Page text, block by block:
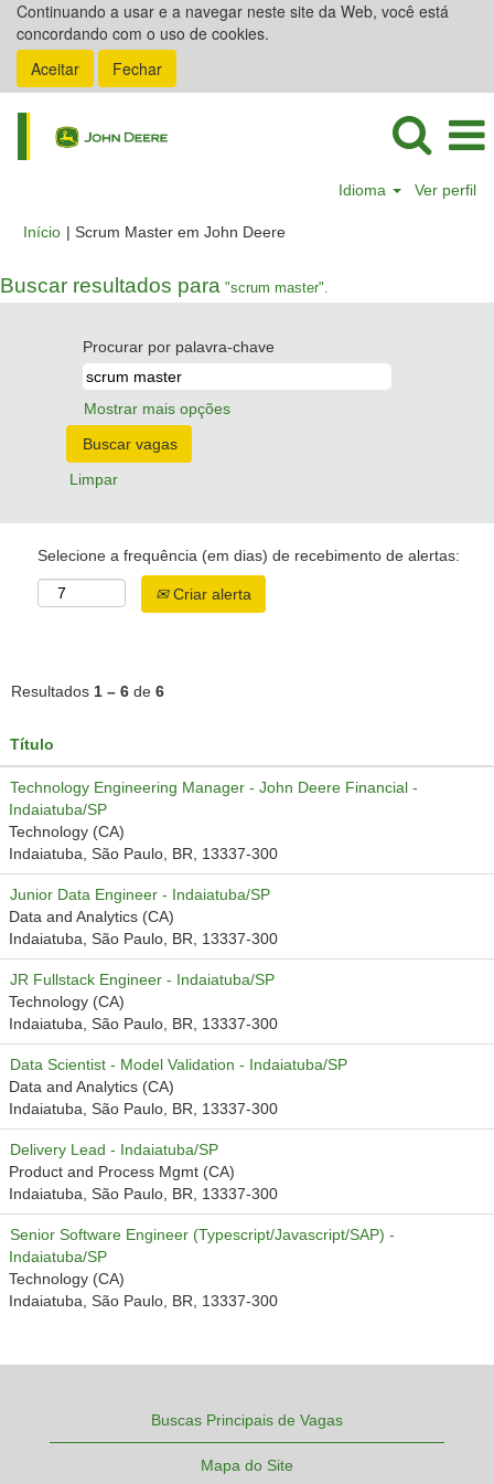
Continuando a usar e a navegar neste site da Web, você está
concordando com o uso de cookies.
Aceitar
Fechar
Idioma Ver perfil
Início | Scrum Master em John Deere(página
Buscar resultados para "scrum master".
Procurar por palavra-chave
Mostrar mais opções
Limpar
Selecione a frequência (em dias) de recebimento de alertas:
Criar alerta
Resultados 1 – 6 de 6
Título
Technology Engineering Manager - John Deere Financial -
Indaiatuba/SP
Technology (CA)
Indaiatuba, São Paulo, BR, 13337-300
Junior Data Engineer - Indaiatuba/SP
Data and Analytics (CA)
Indaiatuba, São Paulo, BR, 13337-300
JR Fullstack Engineer - Indaiatuba/SP
Technology (CA)
Indaiatuba, São Paulo, BR, 13337-300
Data Scientist - Model Validation - Indaiatuba/SP
Data and Analytics (CA)
Indaiatuba, São Paulo, BR, 13337-300
Delivery Lead - Indaiatuba/SP
Product and Process Mgmt (CA)
Indaiatuba, São Paulo, BR, 13337-300
Senior Software Engineer (Typescript/Javascript/SAP) -
Indaiatuba/SP
Technology (CA)
Indaiatuba, São Paulo, BR, 13337-300
Buscas Principais de Vagas
Mapa do Site